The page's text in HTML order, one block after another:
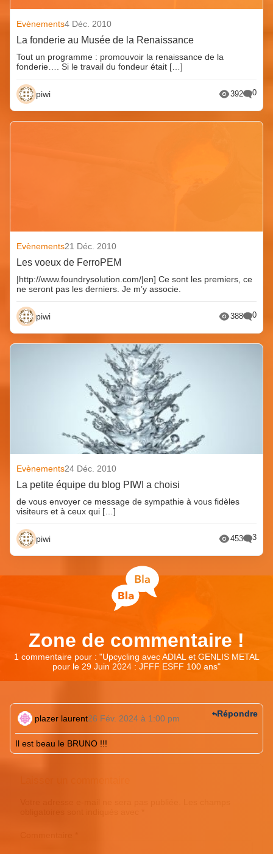
Evènements4 Déc. 2010
La fonderie au Musée de la Renaissance
Tout un programme : promouvoir la renaissance de la
fonderie…. Si le travail du fondeur était […]
piwi 392 0
Evènements21 Déc. 2010
Les voeux de FerroPEM
|http://www.foundrysolution.com/|en] Ce sont les premiers, ce
ne seront pas les derniers. Je m’y associe.
piwi 388 0
Evènements24 Déc. 2010
La petite équipe du blog PIWI a choisi
de vous envoyer ce message de sympathie à vous fidèles
visiteurs et à ceux qui […]
piwi 453 3
Zone de commentaire !
1 commentaire pour : "Upcycling avec ADIAL et GENLIS METAL
pour le 29 Juin 2024 : JFFF ESFF 100 ans"
plazer laurent26 Fév. 2024 à 1:00 pm
Il est beau le BRUNO !!!
Répondre